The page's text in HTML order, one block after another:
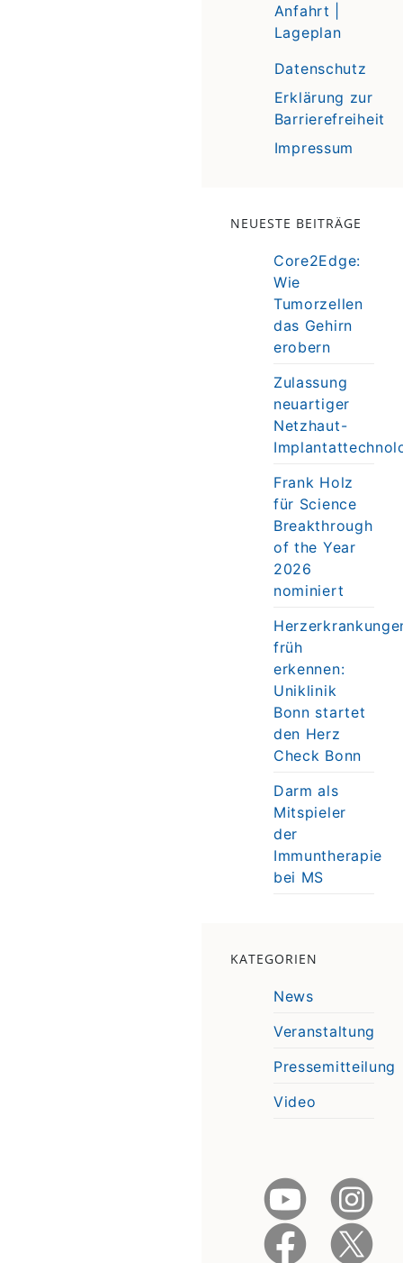
Anfahrt |
Lageplan
Datenschutz
Erklärung zur
Barrierefreiheit
Impressum
NEUESTE BEITRÄGE
Core2Edge:
Wie
Tumorzellen
das Gehirn
erobern
Zulassung
neuartiger
Netzhaut-
Frank Holz
für Science
Breakthrough
of the Year
2026
nominiert
früh
erkennen:
Uniklinik
Bonn startet
den Herz
Check Bonn
Darm als
Mitspieler
der
Immuntherapie
bei MS
KATEGORIEN
News
Veranstaltung
Pressemitteilung
Video